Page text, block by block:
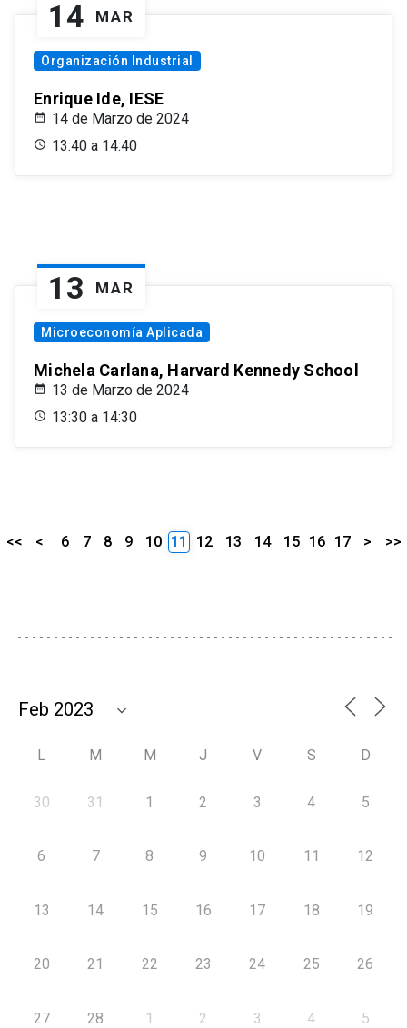
14 MAR
Organización Industrial
Enrique Ide, IESE
14 de Marzo de 2024
13:40 a 14:40
13 MAR
Microeconomía Aplicada
Michela Carlana, Harvard Kennedy School
13 de Marzo de 2024
13:30 a 14:30
<< < 6 7 8 9 10 11 12 13 14 15 16 17 > >>
L M M J V S D
30 31 1 2 3 4 5
6 7 8 9 10 11 12
13 14 15 16 17 18 19
20 21 22 23 24 25 26
27 28 1 2 3 4 5